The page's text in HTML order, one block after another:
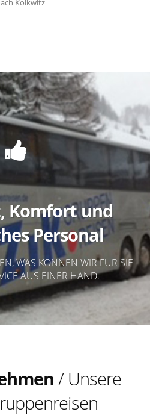
Kolkwitz
Komfort und
Personal
WAS KÖNNEN WIR FÜR SIE
AUS EINER HAND.
/ Unsere